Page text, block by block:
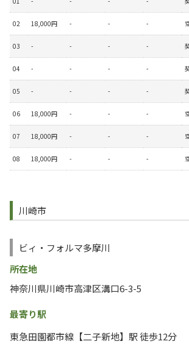
02 18,000円 - - -
03 - - - -
04 - - - -
05 - - - -
06 18,000円 - - -
07 18,000円 - - -
08 18,000円 - - -
川崎市
ビィ・フォルマ多摩川
所在地
神奈川県川崎市高津区溝口6-3-5
最寄り駅
東急田園都市線【二子新地】駅 徒歩12分